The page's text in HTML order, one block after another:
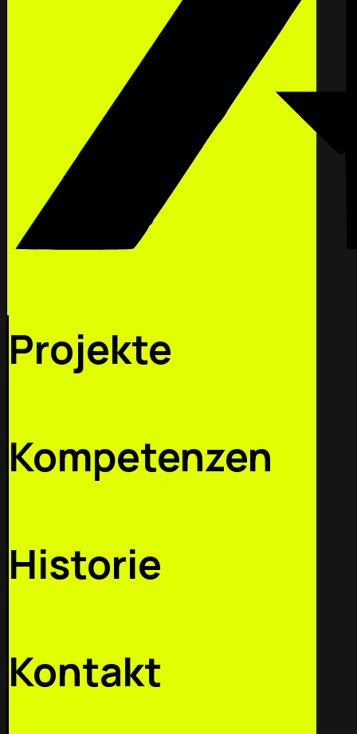
Projekte
Kompetenzen
Historie
Kontakt